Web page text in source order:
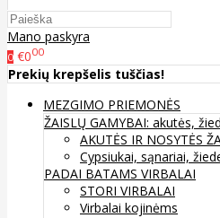
Mano paskyra
0 €000
Prekių krepšelis tuščias!
MEZGIMO PRIEMONĖS
ŽAISLŲ GAMYBAI: akutės,
AKUTĖS IR NOSYTĖS
Cypsiukai, sąnariai,
PADAI BATAMS VIRBALAI
STORI VIRBALAI
Virbalai kojinėms